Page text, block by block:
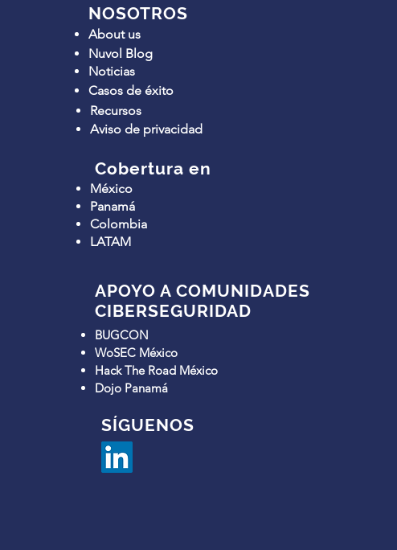
NOSOTROS
About us
Nuvol Blog
Noticias
Casos de éxito
Recursos
Aviso de privacidad
Cobertura en
México
Panamá
Colombia
LATAM
APOYO A COMUNIDADES
CIBERSEGURIDAD
BUGCON
WoSEC México
Hack The Road México
Dojo Panamá
SÍGUENOS